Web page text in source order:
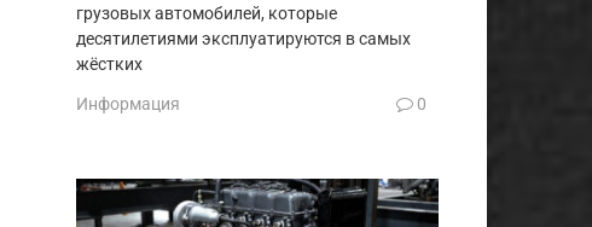
грузовых автомобилей, которые
десятилетиями эксплуатируются в самых
жёстких
Информация 0